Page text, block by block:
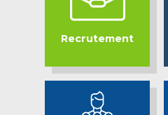
Recrutement